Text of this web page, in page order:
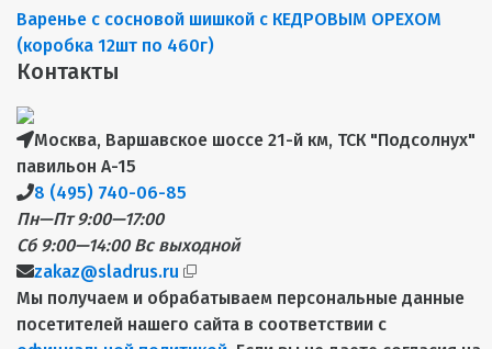
Варенье с сосновой шишкой с КЕДРОВЫМ ОРЕХОМ
(коробка 12шт по 460г)
Контакты
Москва, Варшавское шоссе 21-й км, ТСК "Подсолнух"
павильон А-15
8 (495) 740-06-85
Пн—Пт 9:00—17:00
Сб 9:00—14:00 Вс выходной
zakaz@sladrus.ru
Мы получаем и обрабатываем персональные данные
посетителей нашего сайта в соответствии с